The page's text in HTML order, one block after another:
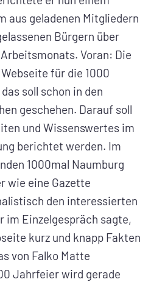
aus geladenen Mitgliedern
Bürgern über
Voran: Die
für die 1000
soll schon in den
geschehen. Darauf soll
und Wissenswertes im
berichtet werden. Im
1000mal Naumburg
wie eine Gazette
den interessierten
Einzelgespräch sagte,
kurz und knapp Fakten
von Falko Matte
Jahrfeier wird gerade